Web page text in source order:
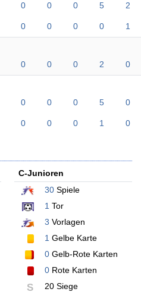
0 0 0 5 2
0 0 0 0 1
0 0 0 2 0
0 0 0 5 0
0 0 0 1 0
C-Junioren
30Spiele
1 Tor
3 Vorlagen
1 Gelbe Karte
0Gelb-Rote Karten
0Rote Karten
S 20 Siege